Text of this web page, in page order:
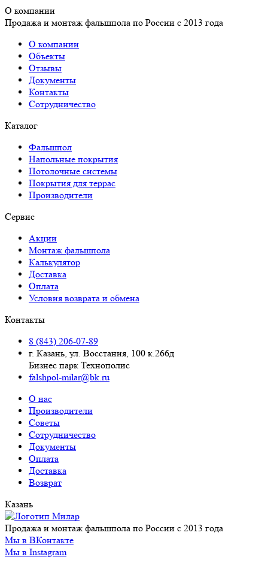
О компании
Продажа и монтаж фальшпола по России с 2013 года
О компании
Объекты
Отзывы
Документы
Контакты
Сотрудничество
Каталог
Фальшпол
Напольные покрытия
Потолочные системы
Покрытия для террас
Производители
Сервис
Акции
Монтаж фальшпола
Калькулятор
Доставка
Оплата
Условия возврата и обмена
Контакты
8 (843) 206-07-89
г. Казань, ул. Восстания, 100 к.266д
Бизнес парк Технополис
falshpol-milar@bk.ru
О нас
Производители
Советы
Сотрудничество
Документы
Оплата
Доставка
Возврат
Казань
Продажа и монтаж фальшпола по России с 2013 года
Мы в ВКонтакте
Мы в Instagram